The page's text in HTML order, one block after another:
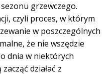
grzewczego.
czyli proces, w którym
w poszczególnych
że nie wszędzie
dnia w niektórych
działać z